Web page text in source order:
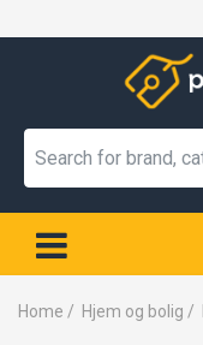
Home / Hjem og bolig /